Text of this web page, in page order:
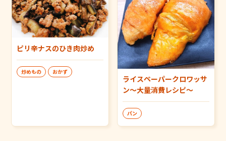
ピリ辛ナスのひき肉炒め
炒めもの おかず
ライスペーパークロワッサ
ン～大量消費レシピ～
パン